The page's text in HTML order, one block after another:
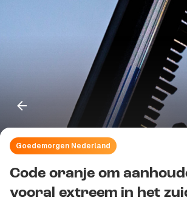
Goedemorgen Nederland
Code oranje om
vooral extreem in het